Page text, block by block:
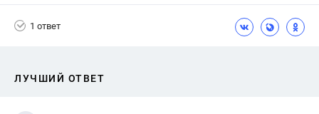
1 ответ
ЛУЧШИЙ ОТВЕТ